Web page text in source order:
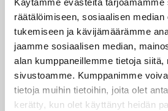
Käytämme evästeitä
räätälöimiseen, sosiaalisen median
tukemiseen ja kävijämäärämme
jaamme sosiaalisen median,
alan kumppaneillemme tietoja siitä,
sivustoamme. Kumppanimme
tietoja muihin tietoihin, joita olet
kerätty, kun olet käyttänyt heidän
JYPin kausi käyntiin Tampere
05.08.2026
JYPin kapteenisto Liiga-kauteen
04.08.2026
Joukkueen yhteisharjoitukset ovat